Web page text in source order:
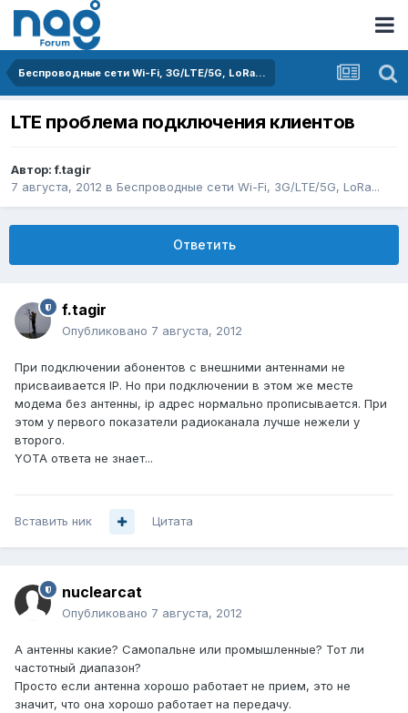
Беспроводные сети Wi-Fi, 3G/LTE/5G, LoRa...
LTE проблема подключения клиентов
Автор:f.tagir
7 августа, 2012 в Беспроводные сети Wi-Fi, 3G/LTE/5G, LoRa...
Ответить
f.tagir
Опубликовано 7 августа, 2012
При подключении абонентов с внешними антеннами не
присваивается IP. Но при подключении в этом же месте
модема без антенны, ip адрес нормально прописывается. При
этом у первого показатели радиоканала лучше нежели у
второго.
YOTA ответа не знает...
Вставить ник Цитата
nuclearcat
Опубликовано 7 августа, 2012
А антенны какие? Самопальне или промышленные? Тот ли
частотный диапазон?
Просто если антенна хорошо работает не прием, это не
значит, что она хорошо работает на передачу.